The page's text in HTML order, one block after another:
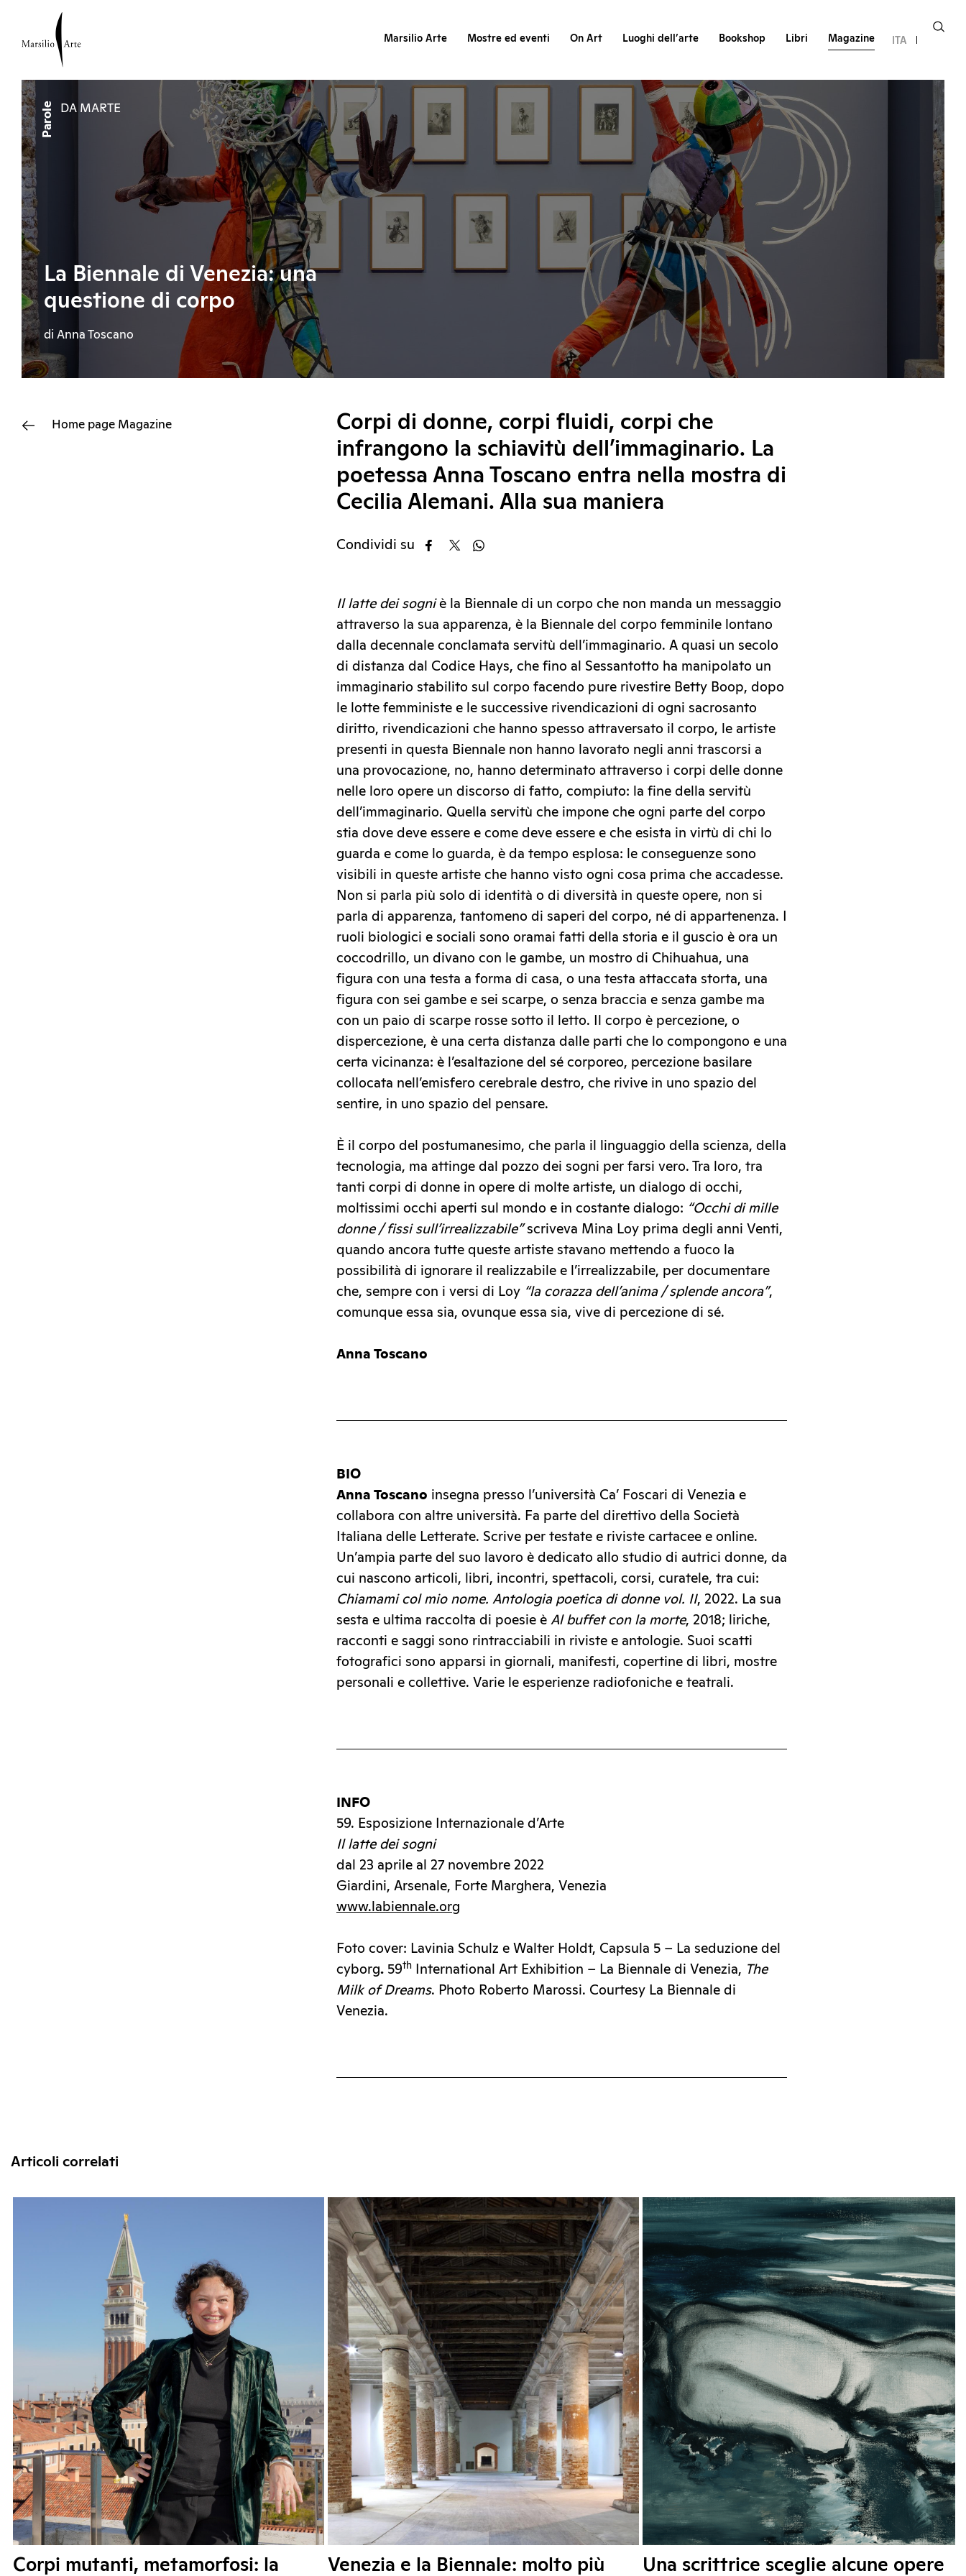
Marsilio Arte Mostre ed eventi On Art Luoghi dell’arte Bookshop Libri Magazine ITA
Parole DA MARTE
La Biennale di Venezia: una
questione di corpo
di Anna Toscano
Home page Magazine
Corpi di donne, corpi fluidi, corpi che
infrangono la schiavitù dell’immaginario. La
poetessa Anna Toscano entra nella mostra di
Cecilia Alemani. Alla sua maniera
Condividi su
Il latte dei sogniè la Biennale di un corpo che non manda un messaggio
attraverso la sua apparenza, è la Biennale del corpo femminile lontano
dalla decennale conclamata servitù dell’immaginario. A quasi un secolo
di distanza dal Codice Hays, che fino al Sessantotto ha manipolato un
immaginario stabilito sul corpo facendo pure rivestire Betty Boop, dopo
le lotte femministe e le successive rivendicazioni di ogni sacrosanto
diritto, rivendicazioni che hanno spesso attraversato il corpo, le artiste
presenti in questa Biennale non hanno lavorato negli anni trascorsi a
una provocazione, no, hanno determinato attraverso i corpi delle donne
nelle loro opere un discorso di fatto, compiuto: la fine della servitù
dell’immaginario. Quella servitù che impone che ogni parte del corpo
stia dove deve essere e come deve essere e che esista in virtù di chi lo
guarda e come lo guarda, è da tempo esplosa: le conseguenze sono
visibili in queste artiste che hanno visto ogni cosa prima che accadesse.
Non si parla più solo di identità o di diversità in queste opere, non si
parla di apparenza, tantomeno di saperi del corpo, né di appartenenza. I
ruoli biologici e sociali sono oramai fatti della storia e il guscio è ora un
coccodrillo, un divano con le gambe, un mostro di Chihuahua, una
figura con una testa a forma di casa, o una testa attaccata storta, una
figura con sei gambe e sei scarpe, o senza braccia e senza gambe ma
con un paio di scarpe rosse sotto il letto. Il corpo è percezione, o
dispercezione, è una certa distanza dalle parti che lo compongono e una
certa vicinanza: è l’esaltazione del sé corporeo, percezione basilare
collocata nell’emisfero cerebrale destro, che rivive in uno spazio del
sentire, in uno spazio del pensare.
È il corpo del postumanesimo, che parla il linguaggio della scienza, della
tecnologia, ma attinge dal pozzo dei sogni per farsi vero. Tra loro, tra
tanti corpi di donne in opere di molte artiste, un dialogo di occhi,
moltissimi occhi aperti sul mondo e in costante dialogo: “Occhi di mille
donne / fissi sull’irrealizzabile”scriveva Mina Loy prima degli anni Venti,
quando ancora tutte queste artiste stavano mettendo a fuoco la
possibilità di ignorare il realizzabile e l’irrealizzabile, per documentare
che, sempre con i versi di Loy “la corazza dell’anima / splende ancora”,
comunque essa sia, ovunque essa sia, vive di percezione di sé.
Anna Toscano
BIO
Anna Toscano insegna presso l’università Ca’ Foscari di Venezia e
collabora con altre università. Fa parte del direttivo della Società
Italiana delle Letterate. Scrive per testate e riviste cartacee e online.
Un’ampia parte del suo lavoro è dedicato allo studio di autrici donne, da
cui nascono articoli, libri, incontri, spettacoli, corsi, curatele, tra cui:
Chiamami col mio nome. Antologia poetica di donne vol. II, 2022. La sua
sesta e ultima raccolta di poesie è Al buffet con la morte, 2018; liriche,
racconti e saggi sono rintracciabili in riviste e antologie. Suoi scatti
fotografici sono apparsi in giornali, manifesti, copertine di libri, mostre
personali e collettive. Varie le esperienze radiofoniche e teatrali.
INFO
59. Esposizione Internazionale d’Arte
Il latte dei sogni
dal 23 aprile al 27 novembre 2022
Giardini, Arsenale, Forte Marghera, Venezia
www.labiennale.org
Foto cover: Lavinia Schulz e Walter Holdt, Capsula 5 – La seduzione del
cyborg. 59th International Art Exhibition – La Biennale di Venezia, The
Milk of Dreams. Photo Roberto Marossi. Courtesy La Biennale di
Venezia.
Articoli correlati
Corpi mutanti, metamorfosi: la Venezia e la Biennale: molto più Una scrittrice sceglie alcune opere